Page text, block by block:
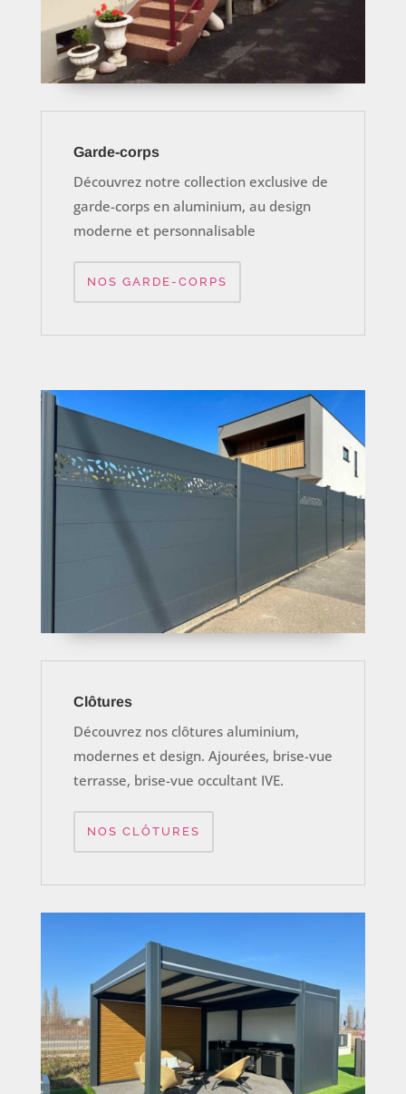
Garde-corps
Découvrez notre collection exclusive de
garde-corps en aluminium, au design
moderne et personnalisable
NOS GARDE-CORPS
Clôtures
Découvrez nos clôtures aluminium,
modernes et design. Ajourées, brise-vue
terrasse, brise-vue occultant IVE.
NOS CLÔTURES